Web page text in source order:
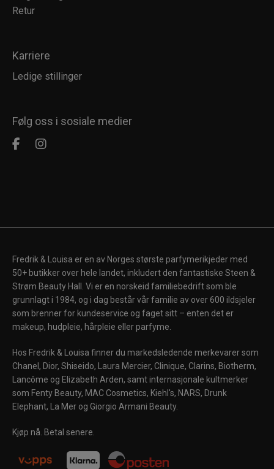
Retur
Karriere
Ledige stillinger
Følg oss i sosiale medier
Fredrik & Louisa er en av Norges største parfymerikjeder med
50+ butikker over hele landet, inkludert den fantastiske Steen &
Strøm Beauty Hall. Vi er en norskeid familiebedrift som ble
grunnlagt i 1984, og i dag består vår familie av over 600 ildsjeler
som brenner for kundeservice og faget sitt – enten det er
makeup, hudpleie, hårpleie eller parfyme.
Hos Fredrik & Louisa finner du markedsledende merkevarer som
Chanel, Dior, Shiseido, Laura Mercier, Clinique, Clarins, Biotherm,
Lancôme og Elizabeth Arden, samt internasjonale kultmerker
som Fenty Beauty, MAC Cosmetics, Kiehl's, NARS, Drunk
Elephant, La Mer og Giorgio Armani Beauty.
Kjøp nå. Betal senere.